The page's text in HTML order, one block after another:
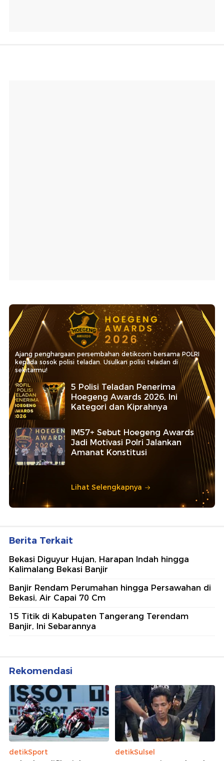
Ajang penghargaan persembahan detikcom bersama POLRI
kepada sosok polisi teladan. Usulkan polisi teladan di
sekitarmu!
5 Polisi Teladan Penerima
Hoegeng Awards 2026, Ini
Kategori dan Kiprahnya
IM57+ Sebut Hoegeng Awards
Jadi Motivasi Polri Jalankan
Amanat Konstitusi
Lihat Selengkapnya
Berita Terkait
Bekasi Diguyur Hujan, Harapan Indah hingga
Kalimalang Bekasi Banjir
Banjir Rendam Perumahan hingga Persawahan di
Bekasi, Air Capai 70 Cm
15 Titik di Kabupaten Tangerang Terendam
Banjir, Ini Sebarannya
Rekomendasi
detikSport
detikSulsel